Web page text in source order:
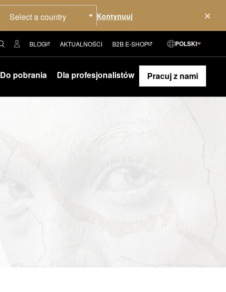
Select a country
BLOG AKTUALNOŚCI B2B E-SHOP POLSKI
Do pobrania Dla profesjonalistów Pracuj z nami